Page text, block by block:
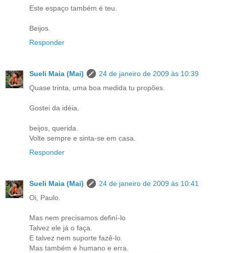
Este espaço também é teu.
Beijos.
Responder
Sueli Maia (Mai)
24 de janeiro de 2009 às 10:39
Quase trinta, uma boa medida tu propões.
Gostei da idéia.
beijos, querida.
Volte sempre e sinta-se em casa.
Responder
Sueli Maia (Mai)
24 de janeiro de 2009 às 10:41
Oi, Paulo.
Mas nem precisamos definí-lo
Talvez ele já o faça.
E talvez nem suporte fazê-lo.
Mas também é humano e erra.